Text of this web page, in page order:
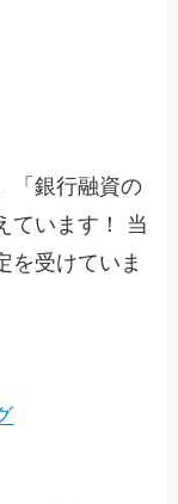
「銀行融資の
ています！ 当
を受けていま